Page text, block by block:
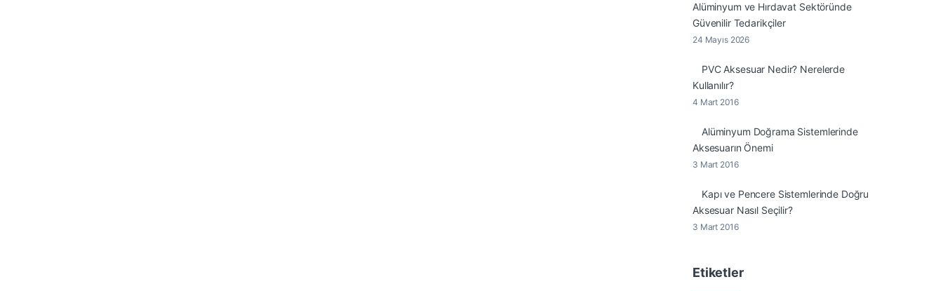
Alüminyum ve Hırdavat Sektöründe
Güvenilir Tedarikçiler
24 Mayıs 2026
PVC Aksesuar Nedir? Nerelerde
Kullanılır?
4 Mart 2016
Alüminyum Doğrama Sistemlerinde
Aksesuarın Önemi
3 Mart 2016
Kapı ve Pencere Sistemlerinde Doğru
Aksesuar Nasıl Seçilir?
3 Mart 2016
Etiketler